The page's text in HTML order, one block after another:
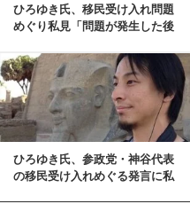
ひろゆき氏、移民受け入れ問題
めぐり私見「問題が発生した後
ひろゆき氏、参政党・神谷代表
の移民受け入れめぐる発言に私
記事を読む